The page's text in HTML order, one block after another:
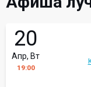
20
Апр, Вт
19:00